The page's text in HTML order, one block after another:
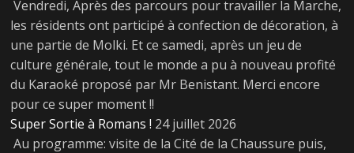
Vendredi, Après des parcours pour travailler la Marche,
les résidents ont participé à confection de décoration, à
une partie de Molki. Et ce samedi, après un jeu de
culture générale, tout le monde a pu à nouveau profité
du Karaoké proposé par Mr Benistant. Merci encore
pour ce super moment !!
Super Sortie à Romans ! 24 juillet 2026
Au programme: visite de la Cité de la Chaussure puis,